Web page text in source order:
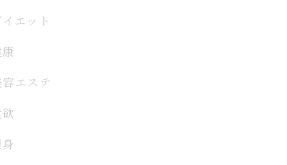
イエット
容エステ